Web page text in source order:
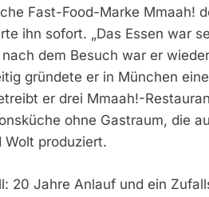
Fast-Food-Marke Mmaah!
ihn sofort. „Das Essen war
dem Besuch war er
gründete er in München
er drei Mmaah!-
ohne Gastraum, die
Wolt produziert.
20 Jahre Anlauf und ein